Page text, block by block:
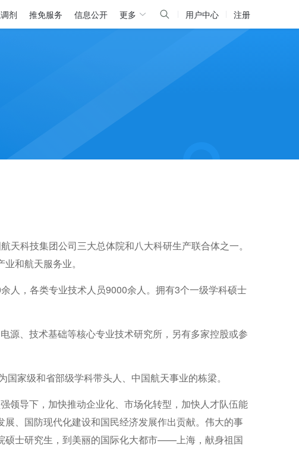
剂 推免服务 信息公开 更多 用户中心 注册
科技集团公司三大总体院和八大科研生产联合体之一。
和航天服务业。
人，各类专业技术人员9000余人。拥有3个一级学科硕士
、技术基础等核心专业技术研究所，另有多家控股或参
家级和省部级学科带头人、中国航天事业的栋梁。
导下，加快推动企业化、市场化转型，加快人才队伍能
、国防现代化建设和国民经济发展作出贡献。伟大的事
硕士研究生，到美丽的国际化大都市——上海，献身祖国